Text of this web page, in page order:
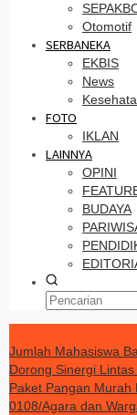
Otomotif
SERBANEKA
EKBIS
News
FOTO
IKLAN
LAINNYA
OPINI
BUDAYA
Jumlah Mahasiswa
Dorong Sinergi
Paket Pangan Murah
0108/Agara dan